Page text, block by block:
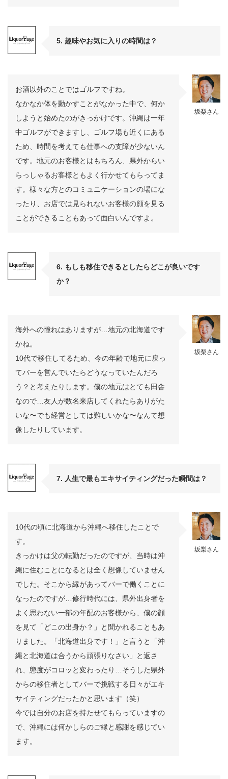
5. 趣味やお気に入りの時間は？
坂梨さん
お酒以外のことではゴルフですね。
なかなか体を動かすことがなかった中で、何か
しようと始めたのがきっかけです。沖縄は一年
中ゴルフができますし、ゴルフ場も近くにある
ため、時間を考えても仕事への支障が少ないん
です。地元のお客様とはもちろん、県外からい
らっしゃるお客様ともよく行かせてもらってま
す。様々な方とのコミュニケーションの場にな
ったり、お店では見られないお客様の顔を見る
ことができることもあって面白いんですよ。
6. もしも移住できるとしたらどこが良いです
か？
坂梨さん
海外への憧れはありますが…地元の北海道です
かね。
10代で移住してるため、今の年齢で地元に戻っ
てバーを営んでいたらどうなっていたんだろ
う？と考えたりします。僕の地元はとても田舎
なので…友人が数名来店してくれたらありがた
いな〜でも経営としては難しいかな〜なんて想
像したりしています。
7. 人生で最もエキサイティングだった瞬間は？
坂梨さん
10代の頃に北海道から沖縄へ移住したことで
す。
きっかけは父の転勤だったのですが、当時は沖
縄に住むことになるとは全く想像していません
でした。そこから縁があってバーで働くことに
なったのですが…修行時代には、県外出身者を
よく思わない一部の年配のお客様から、僕の顔
を見て「どこの出身か？」と聞かれることもあ
りました。「北海道出身です！」と言うと「沖
縄と北海道は合うから頑張りなさい」と返さ
れ、態度がコロッと変わったり…そうした県外
からの移住者としてバーで挑戦する日々がエキ
サイティングだったかと思います（笑）
今では自分のお店を持たせてもらっていますの
で、沖縄には何かしらのご縁と感謝を感じてい
ます。